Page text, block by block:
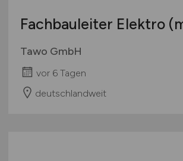
Fachbauleiter Elektro
Tawo GmbH
vor 6 Tagen
deutschlandweit